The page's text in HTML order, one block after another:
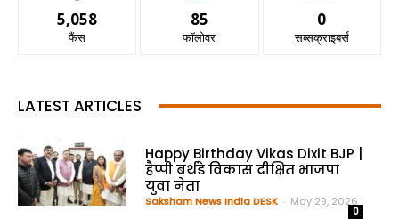
5,058
फैंस
85
फॉलोवर
0
सब्सक्राइबर्स
LATEST ARTICLES
Happy Birthday Vikas Dixit BJP |
हैप्पी बर्थडे विकास दीक्षित भाजपा
युवा नेता
Saksham News India DESK - May 29, 2026
0